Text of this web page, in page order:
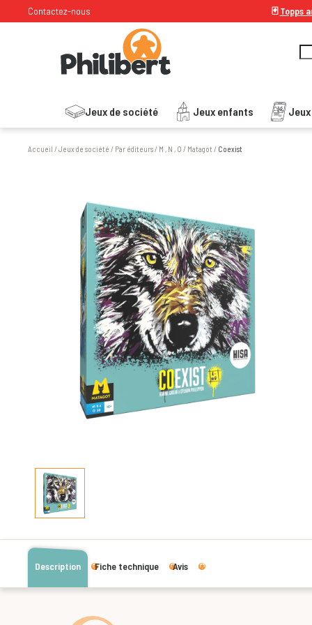
Contactez-nous 🃏Topps
Jeux de société Jeux enfants
Accueil /Jeux de société / Par éditeurs/ M , N , O / Matagot / Coexist
Description Fiche technique Avis